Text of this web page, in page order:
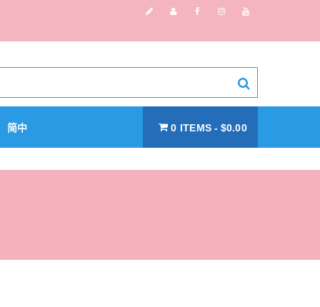
简中 0 ITEMS $0.00